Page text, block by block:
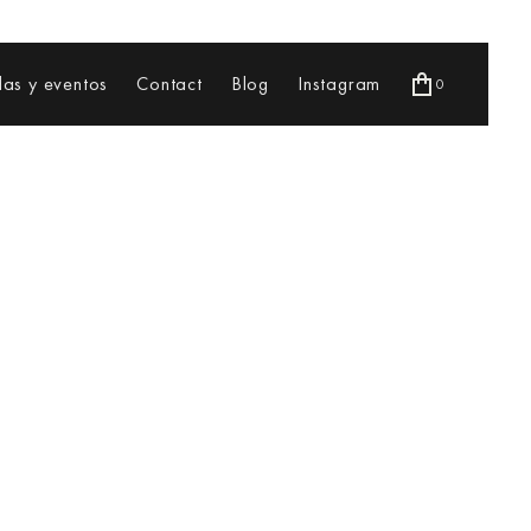
y eventos Contact Blog Instagram 0